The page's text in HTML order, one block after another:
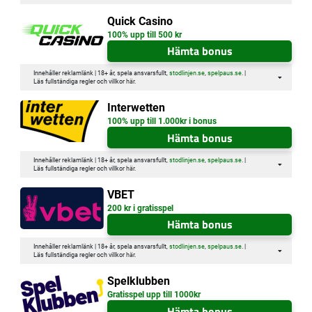
Quick Casino
100% upp till 500 kr
Hämta bonus
Innehåller reklamlänk | 18+ år, spela ansvarsfullt, stodlinjen.se, spelpaus.se. |
Läs fullständiga regler och villkor här.
Interwetten
100% upp till 1.000kr i bonus
Hämta bonus
Innehåller reklamlänk | 18+ år, spela ansvarsfullt, stodlinjen.se, spelpaus.se. |
Läs fullständiga regler och villkor här.
VBET
200 kr i gratisspel
Hämta bonus
Innehåller reklamlänk | 18+ år, spela ansvarsfullt, stodlinjen.se, spelpaus.se. |
Läs fullständiga regler och villkor här.
Spelklubben
Gratisspel upp till 1000kr